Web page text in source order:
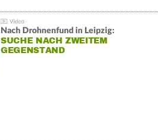
Nach Drohnenfund in Leipzig:
SUCHE NACH ZWEITEM
GEGENSTAND